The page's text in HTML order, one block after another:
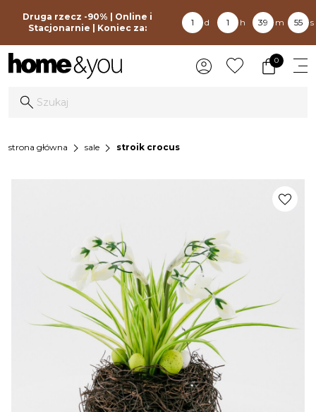
Druga rzecz -90% | Online i
Stacjonarnie | Koniec za:
1 d 1 h 39 m 55 s
0
strona główna chevron_right sale chevron_right stroik crocus
favorite